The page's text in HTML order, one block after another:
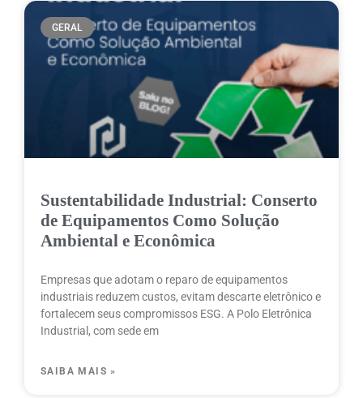
GERAL
Sustentabilidade Industrial: Conserto
de Equipamentos Como Solução
Ambiental e Econômica
Empresas que adotam o reparo de equipamentos
industriais reduzem custos, evitam descarte eletrônico e
fortalecem seus compromissos ESG. A Polo Eletrônica
Industrial, com sede em
SAIBA MAIS »